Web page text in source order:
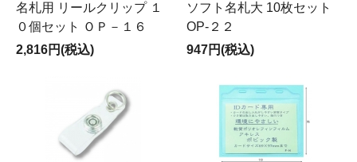
名札用 リールクリップ １
０個セット ＯＰ－１６
2,816円(税込)
ソフト名札大 10枚セット
OP-２２
947円(税込)